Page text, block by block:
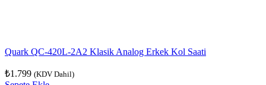
Quark QC-420L-2A2 Klasik Analog Erkek Kol Saati
₺1.799 (KDV Dahil)